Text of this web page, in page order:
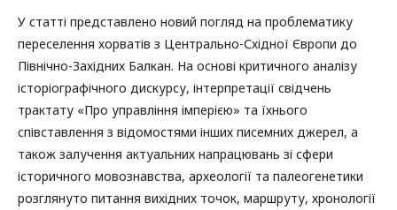
У статті представлено новий погляд на проблематику
переселення хорватів з Центрально-Східної Європи до
Північно-Західних Балкан. На основі критичного аналізу
історіографічного дискурсу, інтерпретації свідчень
трактату «Про управління імперією» та їхнього
співставлення з відомостями інших писемних джерел, а
також залучення актуальних напрацювань зі сфери
історичного мовознавства, археології та палеогенетики
розглянуто питання вихідних точок, маршруту, хронології